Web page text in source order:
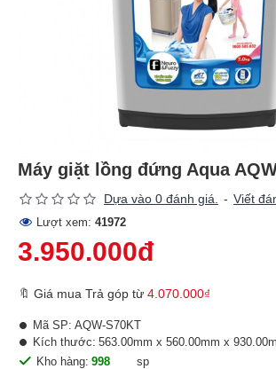
Máy giặt lồng đứng Aqua
Dựa vào 0 đánh giá. - Viết
Lượt xem: 41972
3.950.000đ
🔖 Giá mua Trả góp từ 4.070.000₫
Kho hàng: 998
sp
Mã SP: AQW-S70KT
Kích thước: 563.00mm x 560.00mm x